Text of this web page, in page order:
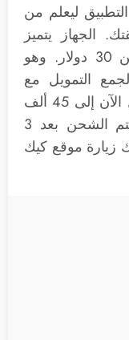
ليعلم من
الجهاز يتميز
بحجم صغير للغاية ويبدأ سعره من 30 دولار. وهو
التمويل مع
استهداف مبلغ 15 ألف دولار ووصل الآن إلى 45 ألف
أي 3 أضعاف المبلغ. ويتوقع أن يتم الشحن بعد 3
زيارة موقع كيك